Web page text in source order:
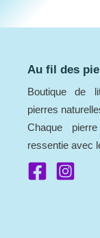
Au fil des
Boutique de
pierres
Chaque
ressentie avec